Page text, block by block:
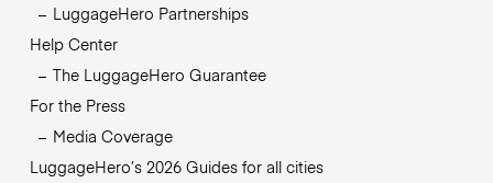
LuggageHero Partnerships
Help Center
The LuggageHero Guarantee
For the Press
Media Coverage
LuggageHero’s 2026 Guides for all cities